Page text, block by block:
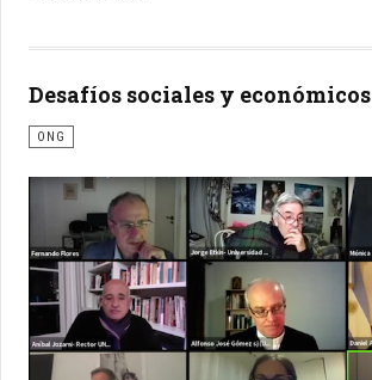
Desafíos sociales y económicos
ONG